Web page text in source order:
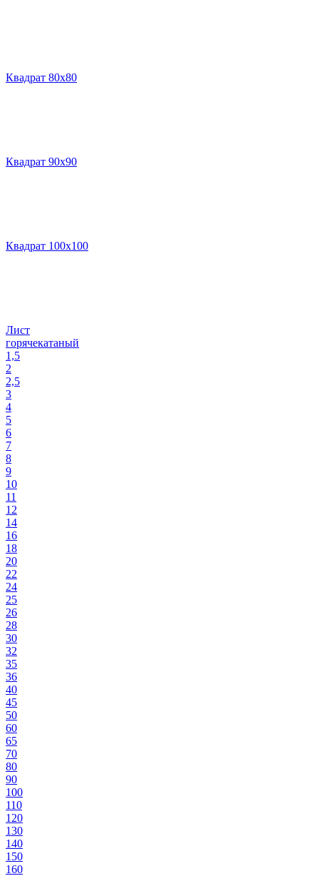
Квадрат 80х80
Квадрат 90х90
Квадрат 100х100
Лист
горячекатаный
1,5
2
2,5
3
4
5
6
7
8
9
10
11
12
14
16
18
20
22
24
25
26
28
30
32
35
36
40
45
50
60
65
70
80
90
100
110
120
130
140
150
160